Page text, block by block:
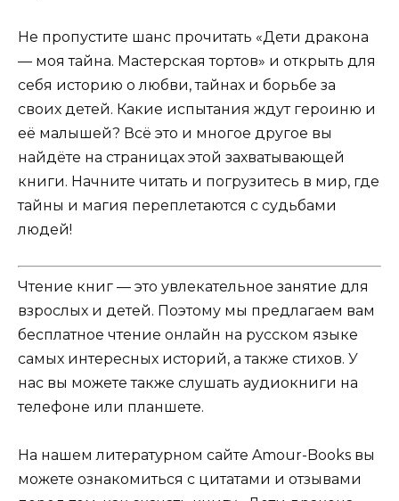
Не пропустите шанс прочитать «Дети дракона
— моя тайна. Мастерская тортов» и открыть для
себя историю о любви, тайнах и борьбе за
своих детей. Какие испытания ждут героиню и
её малышей? Всё это и многое другое вы
найдёте на страницах этой захватывающей
книги. Начните читать и погрузитесь в мир, где
тайны и магия переплетаются с судьбами
людей!
Чтение книг — это увлекательное занятие для
взрослых и детей. Поэтому мы предлагаем вам
бесплатное чтение онлайн на русском языке
самых интересных историй, а также стихов. У
нас вы можете также слушать аудиокниги на
телефоне или планшете.
На нашем литературном сайте Amour-Books вы
можете ознакомиться с цитатами и отзывами